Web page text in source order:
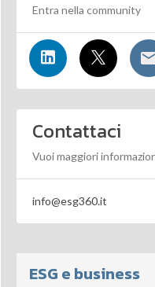
Entra nella community
Contattaci
Vuoi maggiori
info@esg360.it
ESG e business